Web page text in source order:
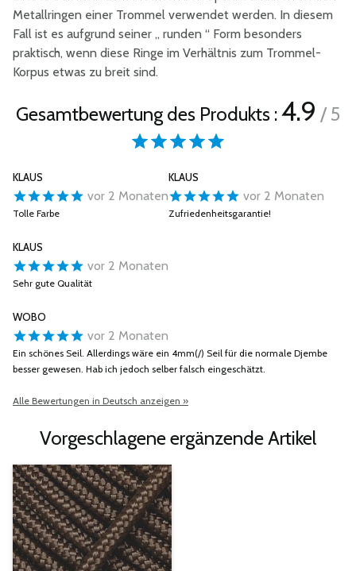
Metallringen einer Trommel verwendet werden. In diesem
Fall ist es aufgrund seiner „ runden “ Form besonders
praktisch, wenn diese Ringe im Verhältnis zum Trommel-
Korpus etwas zu breit sind.
Gesamtbewertung des Produkts :4.9 / 5
KLAUS
vor 2 Monaten
Tolle Farbe
KLAUS
vor 2 Monaten
Zufriedenheitsgarantie!
KLAUS
vor 2 Monaten
Sehr gute Qualität
WOBO
vor 2 Monaten
Ein schönes Seil. Allerdings wäre ein 4mm(/) Seil für die normale Djembe
besser gewesen. Hab ich jedoch selber falsch eingeschätzt.
Alle Bewertungen in Deutsch anzeigen »
Vorgeschlagene ergänzende Artikel